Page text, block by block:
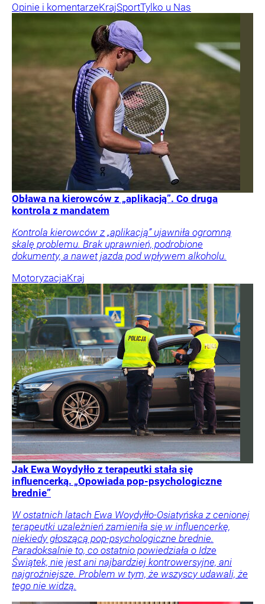
Opinie i komentarzeKrajSportTylko u Nas
Obława na kierowców z „aplikacją”. Co druga
kontrola z mandatem
Kontrola kierowców z „aplikacją” ujawniła ogromną
skalę problemu. Brak uprawnień, podrobione
dokumenty, a nawet jazda pod wpływem alkoholu.
MotoryzacjaKraj
Jak Ewa Woydyłło z terapeutki stała się
influencerką. „Opowiada pop-psychologiczne
brednie”
W ostatnich latach Ewa Woydyłło-Osiatyńska z cenionej
terapeutki uzależnień zamieniła się w influencerkę,
niekiedy głoszącą pop-psychologiczne brednie.
Paradoksalnie to, co ostatnio powiedziała o Idze
Świątek, nie jest ani najbardziej kontrowersyjne, ani
najgroźniejsze. Problem w tym, że wszyscy udawali, że
tego nie widzą.